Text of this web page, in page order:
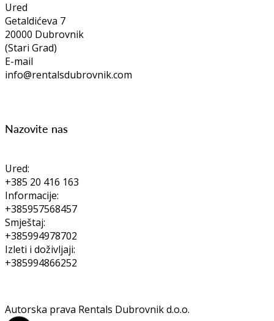
Ured
Getaldićeva 7
20000 Dubrovnik
(Stari Grad)
E-mail
info@rentalsdubrovnik.com
Nazovite nas
Ured:
+385 20 416 163
Informacije:
+385957568457
Smještaj:
+385994978702
Izleti i doživljaji:
+385994866252
Autorska prava Rentals Dubrovnik d.o.o.